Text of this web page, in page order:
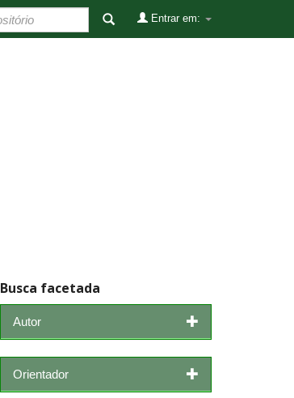
Entrar em:
Busca facetada
Autor
Orientador